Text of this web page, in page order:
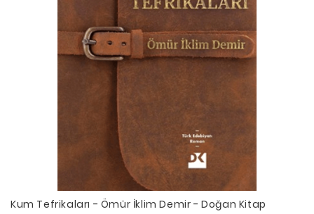
Kum Tefrikaları - Ömür İklim Demir - Doğan Kitap